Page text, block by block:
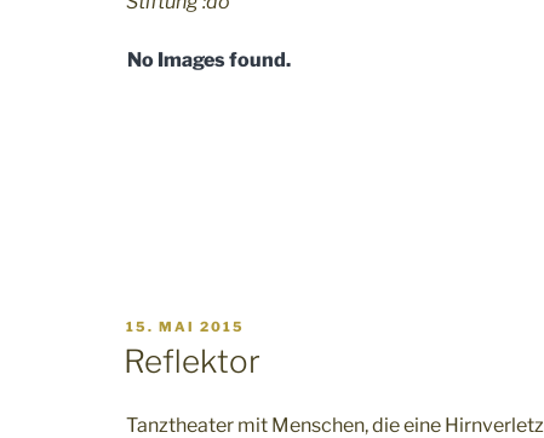
No Images found.
VERÖFFENTLICHT
AM
15. MAI 2015
Reflektor
Tanztheater mit Menschen, die eine